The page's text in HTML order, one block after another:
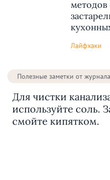
методов
Лайфхаки
Полезные заметки от